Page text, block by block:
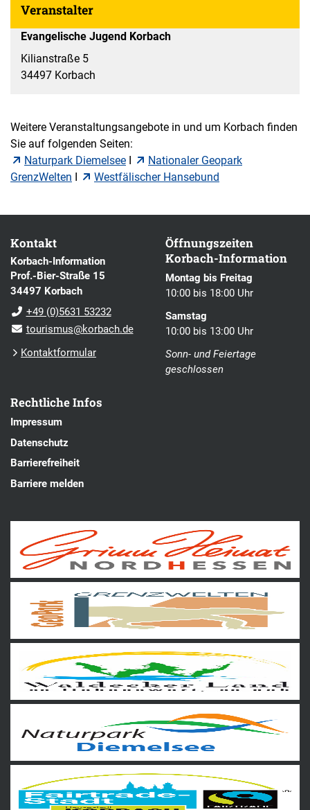
Veranstalter
Evangelische Jugend Korbach
Kilianstraße 5
34497 Korbach
Weitere Veranstaltungsangebote in und um Korbach finden
Sie auf folgenden Seiten:
Naturpark Diemelsee I
Nationaler Geopark
GrenzWelten I Westfälischer Hansebund
Kontakt
Korbach-Information
Prof.-Bier-Straße 15
34497 Korbach
+49 (0)5631 53232
tourismus@korbach.de
Kontaktformular
Öffnungszeiten
Korbach-Information
Montag bis Freitag
10:00 bis 18:00 Uhr
Samstag
10:00 bis 13:00 Uhr
Sonn- und Feiertage
geschlossen
Rechtliche Infos
Impressum
Datenschutz
Barrierefreiheit
Barriere melden